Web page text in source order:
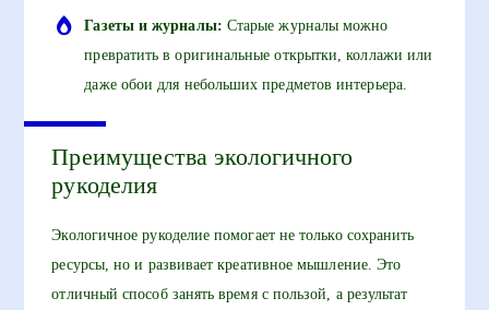
Газеты и журналы: Старые журналы можно
превратить в оригинальные открытки, коллажи или
даже обои для небольших предметов интерьера.
Преимущества экологичного
рукоделия
Экологичное рукоделие помогает не только сохранить
ресурсы, но и развивает креативное мышление. Это
отличный способ занять время с пользой, а результат